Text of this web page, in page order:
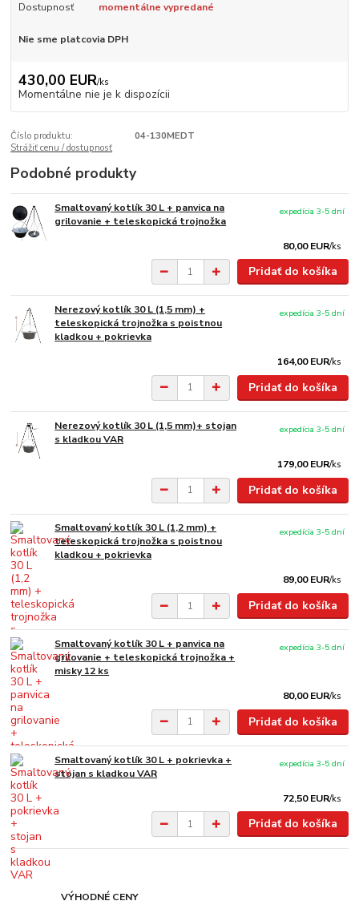
Dostupnosť momentálne vypredané
Nie sme platcovia DPH
430,00 EUR/ks
Momentálne nie je k dispozícii
Číslo produktu:
04-130MEDT
Strážiť cenu / dostupnosť
Podobné produkty
Smaltovaný kotlík 30 L + panvica na
grilovanie + teleskopická trojnožka
80,00 EUR/ks
expedícia 3-5 dní
Pridať do košíka
Nerezový kotlík 30 L (1,5 mm) +
teleskopická trojnožka s poistnou
kladkou + pokrievka
164,00 EUR/ks
expedícia 3-5 dní
Pridať do košíka
Nerezový kotlík 30 L (1,5 mm)+ stojan
s kladkou VAR
179,00 EUR/ks
expedícia 3-5 dní
Pridať do košíka
Smaltovaný kotlík 30 L (1,2 mm) +
teleskopická trojnožka s poistnou
kladkou + pokrievka
89,00 EUR/ks
expedícia 3-5 dní
Pridať do košíka
Smaltovaný kotlík 30 L + panvica na
grilovanie + teleskopická trojnožka +
misky 12 ks
80,00 EUR/ks
expedícia 3-5 dní
Pridať do košíka
Smaltovaný kotlík 30 L + pokrievka +
stojan s kladkou VAR
72,50 EUR/ks
expedícia 3-5 dní
Pridať do košíka
VÝHODNÉ CENY